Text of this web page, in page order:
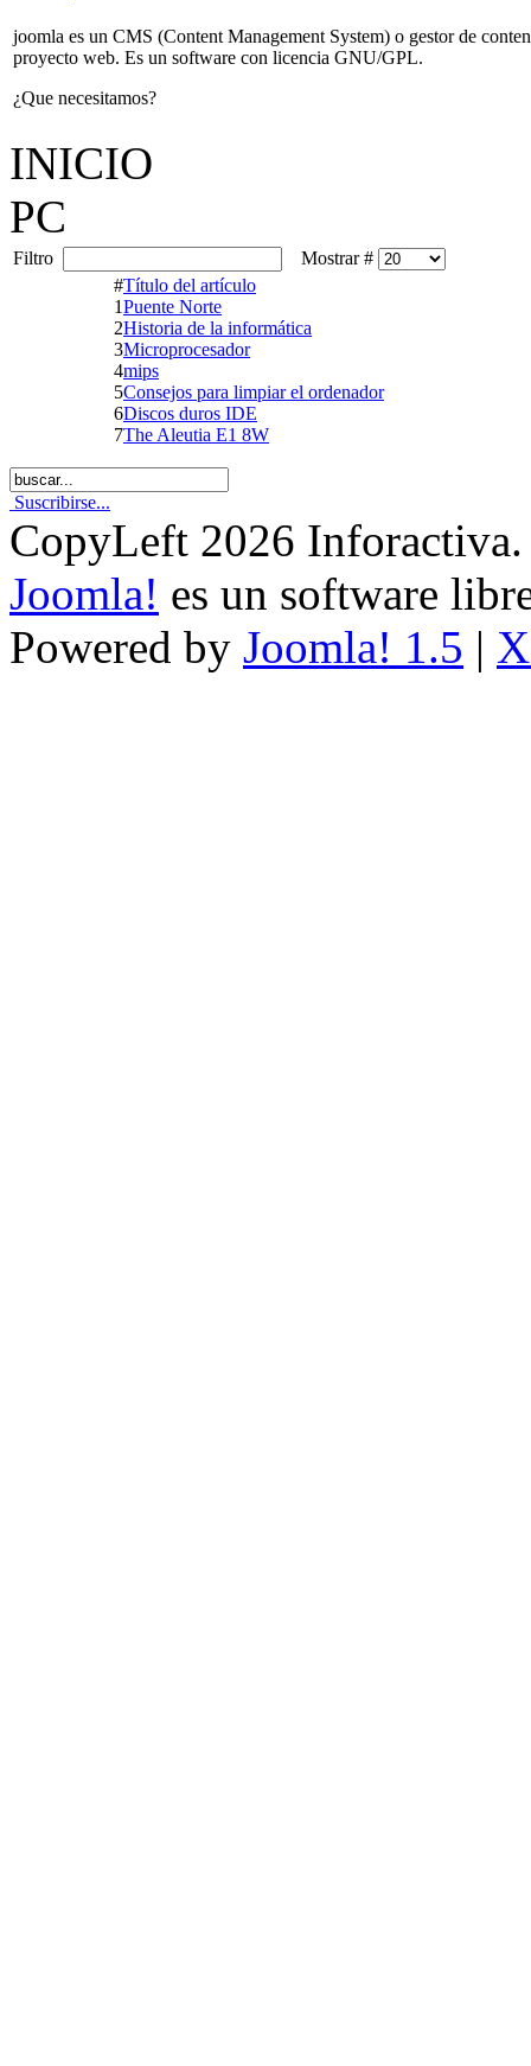
joomla es un CMS (Content Management System) o gestor de
proyecto web. Es un software con licencia GNU/GPL.
¿Que necesitamos?
INICIO
PC
Filtro
Mostrar #
#Título del artículo
1Puente Norte
2Historia de la informática
3Microprocesador
4mips
5Consejos para limpiar el ordenador
6Discos duros IDE
7The Aleutia E1 8W
Suscribirse...
CopyLeft 2026 Inforactiva.
Joomla! es un software
Powered by Joomla! 1.5 |